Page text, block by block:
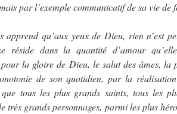
par l’exemple communicatif de sa vie de
apprend qu’aux yeux de Dieu, rien n’est
réside dans la quantité d’amour
la gloire de Dieu, le salut des âmes, la
de son quotidien, par la réalisation
que tous les plus grands saints, tous les
très grands personnages, parmi les plus